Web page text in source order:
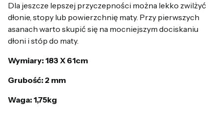
Dla jeszcze lepszej przyczepności można lekko zwilżyć
dłonie, stopy lub powierzchnię maty. Przy pierwszych
asanach warto skupić się na mocniejszym dociskaniu
dłoni i stóp do maty.
Wymiary: 183 X 61cm
Grubość: 2 mm
Waga: 1,75kg